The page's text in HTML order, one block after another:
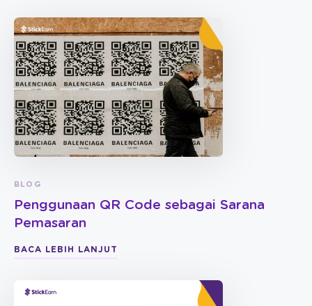
BLOG
Penggunaan QR Code sebagai Sarana
Pemasaran
BACA LEBIH LANJUT